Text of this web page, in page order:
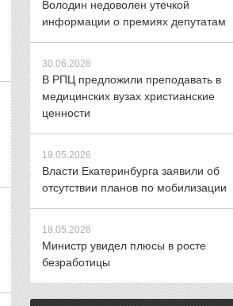
Володин недоволен утечкой
информации о премиях депутатам
30.06.2026
В РПЦ предложили преподавать в
медицинских вузах христианские
ценности
19.05.2026
Власти Екатеринбурга заявили об
отсутствии планов по мобилизации
18.05.2026
Министр увидел плюсы в росте
безработицы